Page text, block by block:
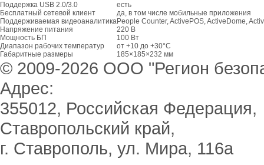
Поддержка USB 2.0/3.0
есть
Бесплатный сетевой клиент
да, в том числе мобильные приложения
Поддерживаемая видеоаналитикаPeople Counter, ActivePOS, ActiveDome,
Напряжение питания
220 В
Мощность БП
100 Вт
Диапазон рабочих температур
от +10 до +30°C
Габаритные размеры
185×185×232 мм
© 2009-2026 ООО "Регион
Адрес:
355012, Российская Федерация,
Ставропольский край,
г. Ставрополь, ул. Мира, 116а